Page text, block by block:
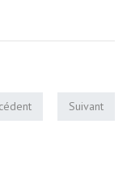
Suivant